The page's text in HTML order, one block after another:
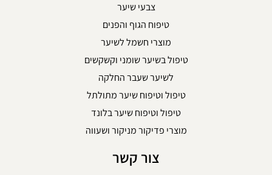
צבעי שיער
טיפוח הגוף והפנים
מוצרי חשמל לשיער
טיפול בשיער שומני וקשקשים
לשיער שעבר החלקה
טיפול וטיפוח שיער מתולתל
טיפול וטיפוח שיער בלונד
מוצרי פדיקור מניקור ושעווה
צור קשר